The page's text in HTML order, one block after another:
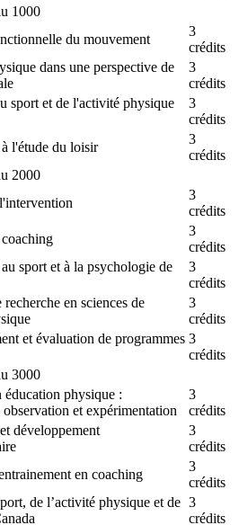
1000
du mouvement
3
crédits
dans une perspective de
3
crédits
sport et de l'activité physique
3
crédits
l'étude du loisir
3
crédits
2000
3
crédits
3
crédits
sport et à la psychologie de
3
crédits
en sciences de
3
crédits
et évaluation de programmes 3
crédits
3000
éducation physique :
et expérimentation
3
crédits
développement
3
crédits
en coaching
3
crédits
de l’activité physique et de 3
crédits